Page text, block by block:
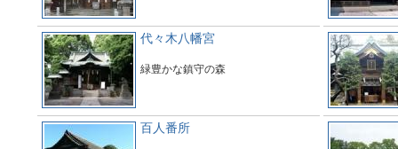
代々木八幡宮
緑豊かな鎮守の森
百人番所